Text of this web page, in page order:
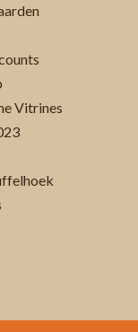
Vitrines